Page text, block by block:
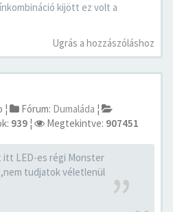
kijött ez volt a
Ugrás a hozzászóláshoz
¦ Fórum: Dumaláda ¦
939 ¦ Megtekintve: 907451
LED-es régi Monster
tudjatok véletlenül